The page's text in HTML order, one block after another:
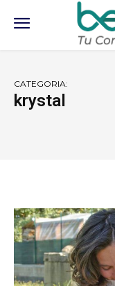
CATEGORIA:
krystal